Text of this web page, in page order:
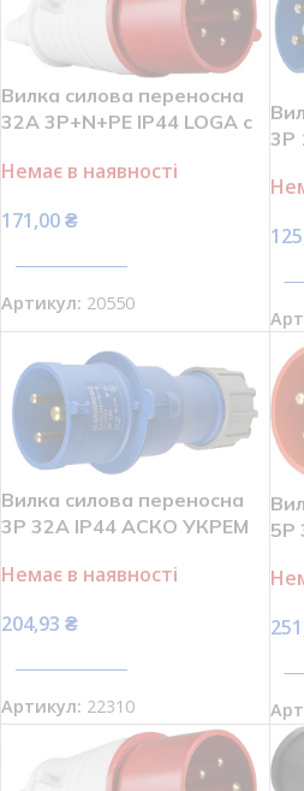
Вилка силова переносна
32А 3Р+N+РЕ IP44 LOGA c
Немає в наявності
171,00₴
Артикул: 20550
3P
Вилка силова переносна
3P 32А IP44 АСКО УКРЕМ
Немає в наявності
204,93 ₴
Артикул: 22310
5P